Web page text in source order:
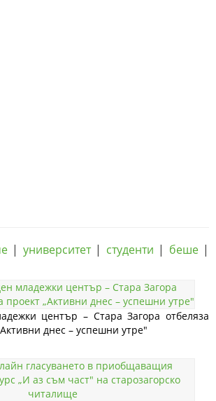
| университет| студенти | беше|
център – Стара Загора отбеляза
днес – успешни утре"